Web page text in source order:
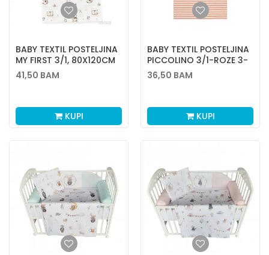
BABY TEXTIL POSTELJINA
MY FIRST 3/1, 80X120CM
41,50 BAM
KUPI
BABY TEXTIL POSTELJINA
PICCOLINO 3/1-ROZE 3-
ROZE
36,50 BAM
KUPI